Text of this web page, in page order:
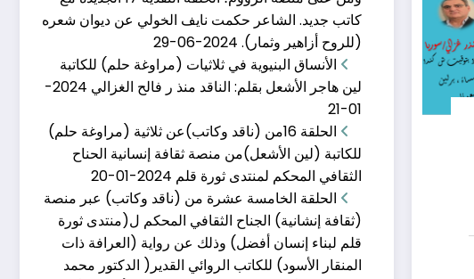
الحلقة الخامسة عشر�
نوفمبر 19, 2023
كاتب جديد. الشاعر حكمت نايف الخولي عن ديوان شعره
(للروح أزاهير وثمار). 2024-06-29
الأنساق البنيوية في ثلاثيات (مراوغة حلم) للكاتبة
لين هاجر الأشعل بقلم: الناقد منذ ر فالح الغزالي
2024-
01-21
الحلقة 16من (ناقد وكاتب)عن ثلاثية (مراوغة حلم)
للكاتبة (لين الأشعل)من منصة ثقافة إنسانية الحناح
الثقافي المحكم لمنتدى ثورة قلم 2024-01-20
الحلقة الخامسة عشرة من (ناقد وكاتب) عبر منصة
(ثقافة إنشانية) الجناح الثقافي المحكم ل(منتدى ثورة
قلم لبناء إنسان أفضل) وذلك عن رواية (العرافة ذات
المنقار الأسود) للكاتب الروائي القدير( الدكتور محمد